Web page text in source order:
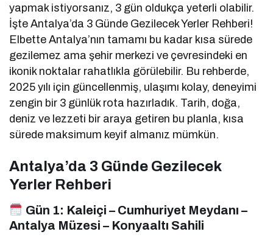
yapmak istiyorsanız, 3 gün oldukça yeterli olabilir.
İşte Antalya’da 3 Günde Gezilecek Yerler Rehberi!
Elbette Antalya’nın tamamı bu kadar kısa sürede
gezilemez ama şehir merkezi ve çevresindeki en
ikonik noktalar rahatlıkla görülebilir. Bu rehberde,
2025 yılı için güncellenmiş, ulaşımı kolay, deneyimi
zengin bir 3 günlük rota hazırladık. Tarih, doğa,
deniz ve lezzeti bir araya getiren bu planla, kısa
sürede maksimum keyif almanız mümkün.
Antalya’da 3 Günde Gezilecek
Yerler Rehberi
Gün 1: Kaleiçi – Cumhuriyet Meydanı –
Antalya Müzesi – Konyaaltı Sahili